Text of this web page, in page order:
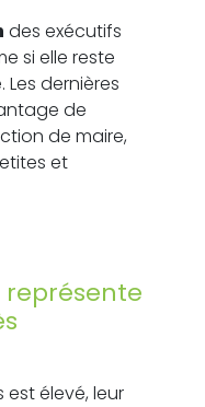
des exécutifs
si elle reste
dernières
de
de maire,
et
élevé, leur